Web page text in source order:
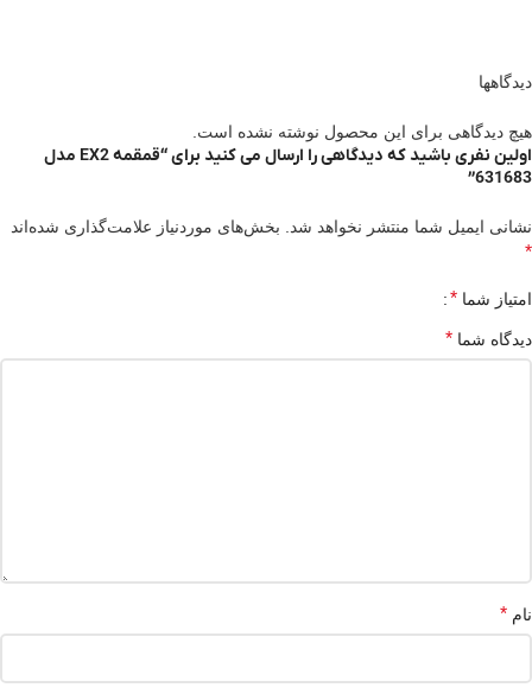
دیدگاهها
هیچ دیدگاهی برای این محصول نوشته نشده است.
اولین نفری باشید که دیدگاهی را ارسال می کنید برای “قمقمه EX2 مدل
631683”
نشانی ایمیل شما منتشر نخواهد شد. بخش‌های موردنیاز علامت‌گذاری شده‌اند
*
امتیاز شما *
دیدگاه شما *
نام *